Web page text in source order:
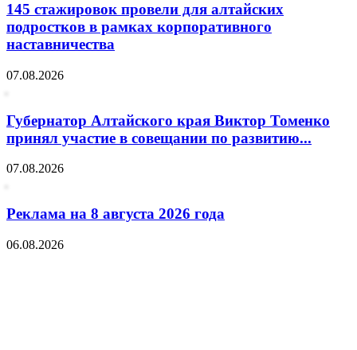
145 стажировок провели для алтайских
подростков в рамках корпоративного
наставничества
07.08.2026
Губернатор Алтайского края Виктор Томенко
принял участие в совещании по развитию...
07.08.2026
Реклама на 8 августа 2026 года
06.08.2026